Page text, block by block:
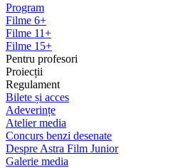
Program
Filme 6+
Filme 11+
Filme 15+
Pentru profesori
Proiecții
Regulament
Bilete și acces
Adeverințe
Atelier media
Concurs benzi desenate
Despre Astra Film Junior
Galerie media